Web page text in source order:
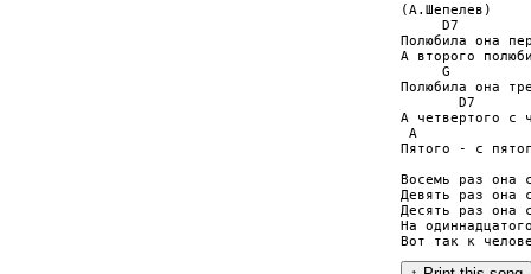
(А.Шепелев)
     D7
Полюбила она
А второго
     G
Полюбила она
       D7
А четвертого с
A
Пятого - с
Восемь раз она
Девять раз она
Десять раз она
На